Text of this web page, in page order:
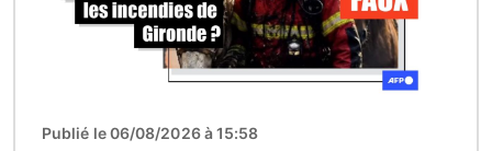
Publié le 06/08/2026 à 15:58